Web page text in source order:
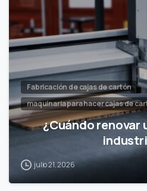
Fabricación de cajas de cartón
maquinaria para hacer cajas de
¿Cuándo renovar
julio 21, 2026